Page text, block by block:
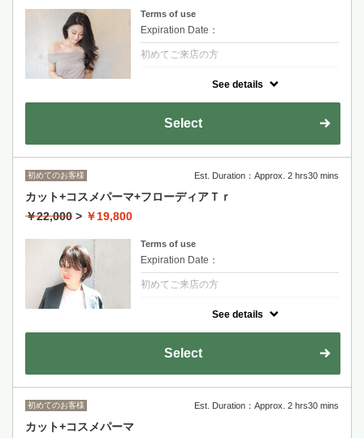
RYOHEI+2200
Terms of use
Expiration Date：
初めてご来店の方
デジタルパーマ】髪質、痛みの状態に合わせ
た細かい薬剤選定
金山永周+2200
RYOHEI+2200
See details
Select
初めてのお客様 Est. Duration：Approx. 2 hrs30 mins
カット+コスメパーマ+フローディアＴｒ
￥22,000 > ￥19,800
Terms of use
Expiration Date：
初めてご来店の方
ステム
ニュアンスや細かい質感を表現するコスメパ
See details
Select
初めてのお客様 Est. Duration：Approx. 2 hrs30 mins
カット+コスメパーマ